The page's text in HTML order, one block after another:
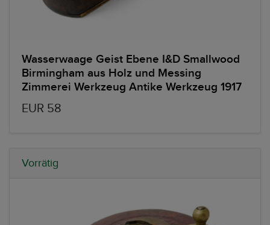
Wasserwaage Geist Ebene I&D Smallwood
Birmingham aus Holz und Messing
Zimmerei Werkzeug Antike Werkzeug 1917
EUR 58
Vorrätig